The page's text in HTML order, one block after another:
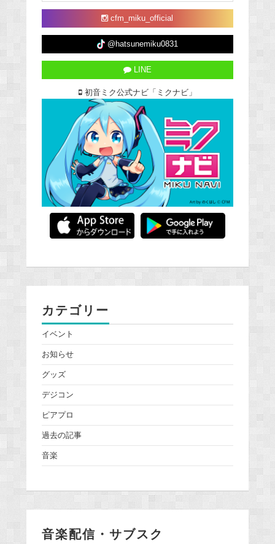
cfm_miku_official
@hatsunemiku0831
LINE
初音ミク公式ナビ「ミクナビ」
カテゴリー
イベント
お知らせ
グッズ
デジコン
ピアプロ
過去の記事
音楽
音楽配信・サブスク